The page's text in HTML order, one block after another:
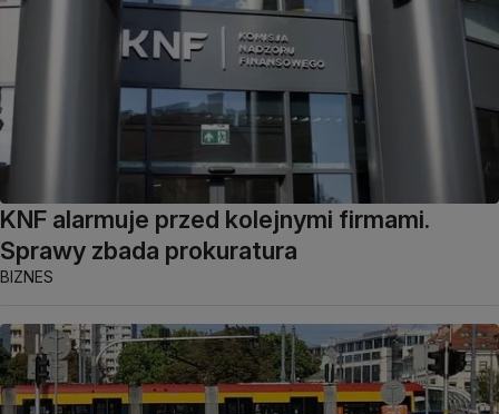
KNF alarmuje przed kolejnymi firmami.
Sprawy zbada prokuratura
BIZNES